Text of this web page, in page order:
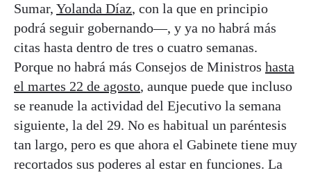
Sumar, Yolanda Díaz, con la que en principio
podrá seguir gobernando—, y ya no habrá más
citas hasta dentro de tres o cuatro semanas.
Porque no habrá más Consejos de Ministros hasta
el martes 22 de agosto, aunque puede que incluso
se reanude la actividad del Ejecutivo la semana
siguiente, la del 29. No es habitual un paréntesis
tan largo, pero es que ahora el Gabinete tiene muy
recortados sus poderes al estar en funciones. La